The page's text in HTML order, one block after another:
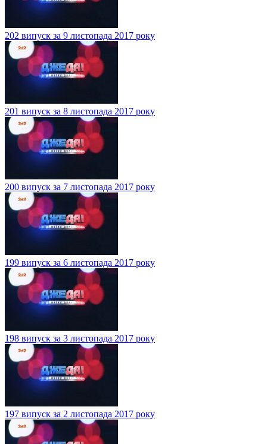
202 випуск за 9 листопада 2017 року
201 випуск за 8 листопада 2017 року
200 випуск за 7 листопада 2017 року
199 випуск за 6 листопада 2017 року
198 випуск за 3 листопада 2017 року
197 випуск за 2 листопада 2017 року